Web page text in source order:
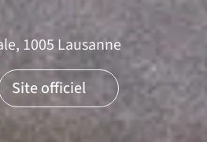
1005 Lausanne
Site officiel